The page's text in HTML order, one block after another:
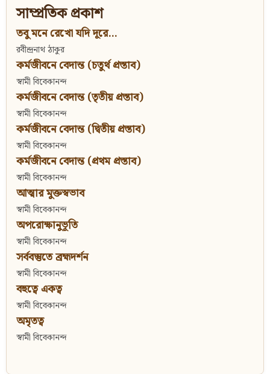
সাম্প্রতিক প্রকাশ
তবু মনে রেখো যদি দূরে...
রবীন্দ্রনাথ ঠাকুর
কর্মজীবনে বেদান্ত (চতুর্থ প্রস্তাব)
স্বামী বিবেকানন্দ
কর্মজীবনে বেদান্ত (তৃতীয় প্রস্তাব)
স্বামী বিবেকানন্দ
কর্মজীবনে বেদান্ত (দ্বিতীয় প্রস্তাব)
স্বামী বিবেকানন্দ
কর্মজীবনে বেদান্ত (প্রথম প্রস্তাব)
স্বামী বিবেকানন্দ
আত্মার মুক্তস্বভাব
স্বামী বিবেকানন্দ
অপরোক্ষানুভূতি
স্বামী বিবেকানন্দ
সর্ববস্তুতে ব্রহ্মদর্শন
স্বামী বিবেকানন্দ
বহুত্বে একত্ব
স্বামী বিবেকানন্দ
অমৃতত্ব
স্বামী বিবেকানন্দ